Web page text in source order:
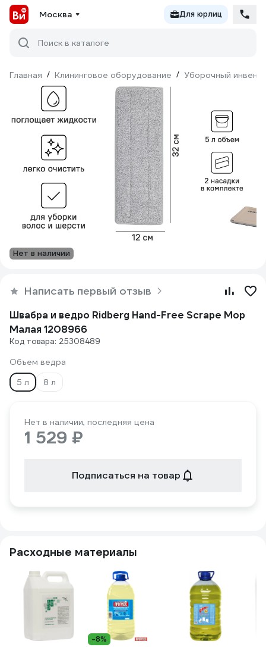
Москва Для юрлиц
Поиск в каталоге
Главная / Клининговое оборудование / Уборочный
Нет в наличии
Написать первый отзыв
Швабра и ведро Ridberg Hand-Free Scrape Mop
Малая 1208966
Код товара: 25308489
Объем ведра
5 л
8 л
Нет в наличии, последняя цена
1 529 ₽
Подписаться на товар
Расходные материалы
-8%